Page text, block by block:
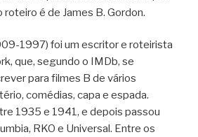
roteiro é de James B. Gordon.
1997) foi um escritor e roteirista
que, segundo o IMDb, se
para filmes B de vários
comédias, capa e espada.
1935 e 1941, e depois passou
RKO e Universal. Entre os